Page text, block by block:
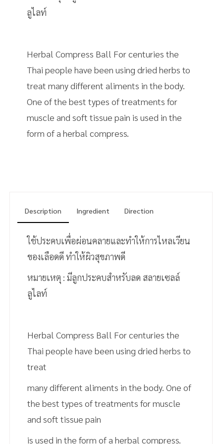
ลูไลท์
Herbal Compress Ball For centuries the
Thai people have been using dried herbs to
treat many different aliments in the body.
One of the best types of treatments for
muscle and soft tissue pain is used in the
form of a herbal compress.
Description Ingredient Direction
ใช้ประคบเพื่อผ่อนคลายและทำให้การไหลเวียน
ของเลือดดี ทำให้ผิวสุขภาพดี
หมายเหตุ : มีลูกประคบสำหรับลด สลายเซลล์
ลูไลท์
Herbal Compress Ball For centuries the
Thai people have been using dried herbs to
treat
many different aliments in the body. One of
the best types of treatments for muscle
and soft tissue pain
is used in the form of a herbal compress.